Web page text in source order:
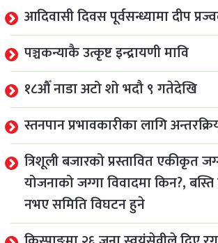
आदिवासी दिवस पूर्वसन्ध्यामा दीप
पञ्चकन्याकै उत्कृष्ट इन्द्रायणी मावि
१८औँ नाडा अटो शो भदौ ९ गतेदेखि
स्तनपान प्रभावकारीका लागि
त्रिशूली बजारको प्रस्तावित एकीकृत
योजनाको जग्गा विवादमा किन?, बस्ति
नभए समिति विघटन हुने